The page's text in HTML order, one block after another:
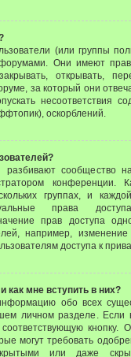
(или группы
Они имеют
открывать,
за который они
несоответствия
оскорблений.
разбивают сообщество
конференции.
группах, и
права
прав доступа
например,
доступа к
как мне вступить в них?
обо всех
личном разделе. Если
кнопку.
могут требовать
или даже